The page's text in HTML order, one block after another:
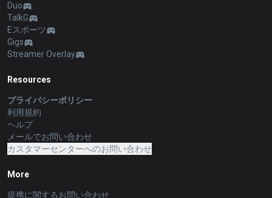
Duo
TalkG
Eスポーツ
Gigs
Streamer Overlay
Resources
プライバシーポリシー
利用規約
ヘルプ
メールでお問い合わせ
カスタマーセンターへのお問い合わせ
More
提携に関するお問い合わせ